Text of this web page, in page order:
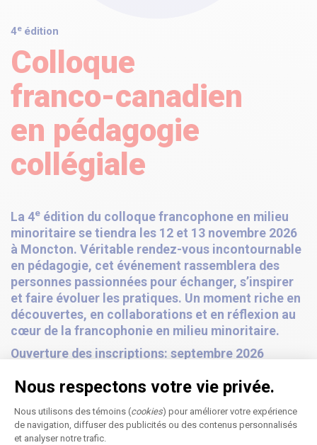
4e édition
Colloque
franco-canadien
en pédagogie
collégiale
La 4e édition du colloque francophone en milieu
minoritaire se tiendra les 12 et 13 novembre 2026
à Moncton. Véritable rendez-vous incontournable
en pédagogie, cet événement rassemblera des
personnes passionnées pour échanger, s’inspirer
et faire évoluer les pratiques. Un moment riche en
découvertes, en collaborations et en réflexion au
cœur de la francophonie en milieu minoritaire.
Ouverture des inscriptions: septembre 2026